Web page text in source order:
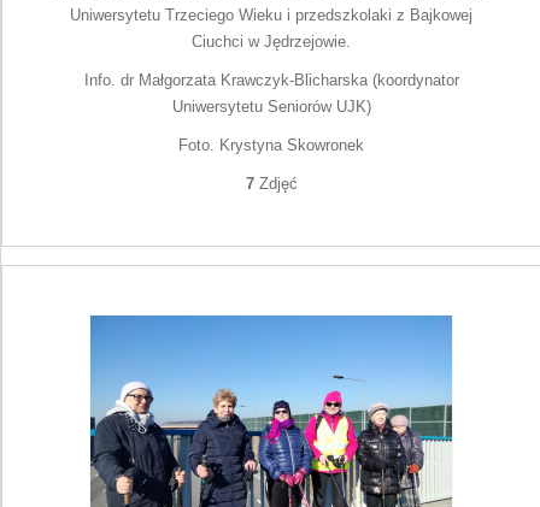
Uniwersytetu Trzeciego Wieku i przedszkolaki z Bajkowej
Ciuchci w Jędrzejowie.
Info. dr Małgorzata Krawczyk-Blicharska (koordynator
Uniwersytetu Seniorów UJK)
Foto. Krystyna Skowronek
7Zdjęć